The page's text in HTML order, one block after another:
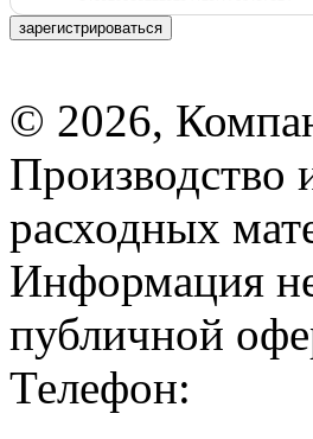
зарегистрироваться
© 2026,
Производство
расходных
Информация
публичной
Телефон: